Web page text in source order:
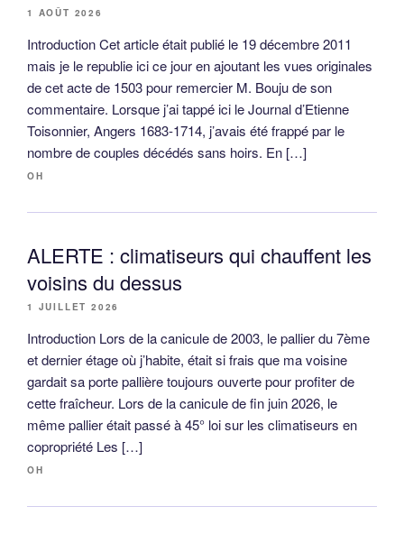
1 AOÛT 2026
Introduction Cet article était publié le 19 décembre 2011
mais je le republie ici ce jour en ajoutant les vues originales
de cet acte de 1503 pour remercier M. Bouju de son
commentaire. Lorsque j’ai tappé ici le Journal d’Etienne
Toisonnier, Angers 1683-1714, j’avais été frappé par le
nombre de couples décédés sans hoirs. En […]
OH
ALERTE : climatiseurs qui chauffent les
voisins du dessus
1 JUILLET 2026
Introduction Lors de la canicule de 2003, le pallier du 7ème
et dernier étage où j’habite, était si frais que ma voisine
gardait sa porte pallière toujours ouverte pour profiter de
cette fraîcheur. Lors de la canicule de fin juin 2026, le
même pallier était passé à 45° loi sur les climatiseurs en
copropriété Les […]
OH